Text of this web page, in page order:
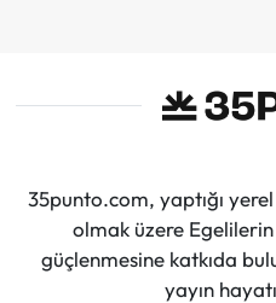
35punto.com, yaptığı
olmak üzere
güçlenmesine katkıda
yayın